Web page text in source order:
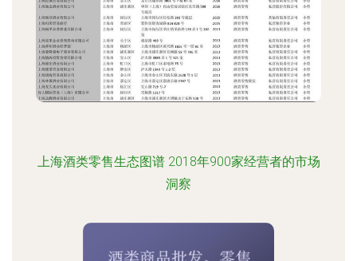
上海酒类零售生态图谱 2018年900家经营者的市场
洞察